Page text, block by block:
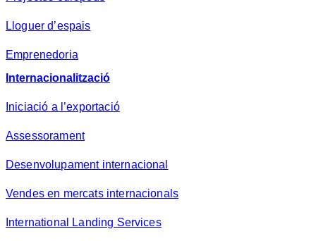
Lloguer d’espais
Emprenedoria
Internacionalització
Iniciació a l’exportació
Assessorament
Desenvolupament internacional
Vendes en mercats internacionals
International Landing Services